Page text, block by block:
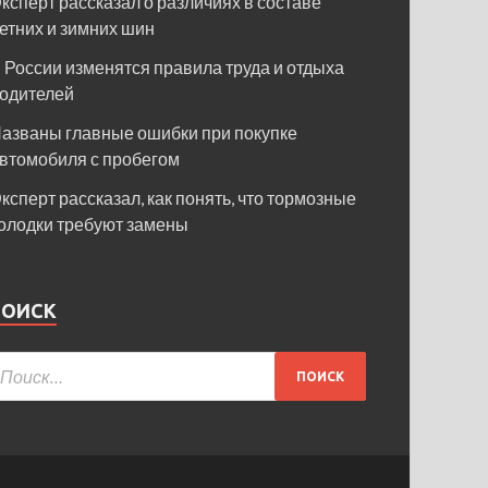
и зимних шин
России изменятся правила труда и отдыха
главные ошибки при покупке
с пробегом
рассказал, как понять, что тормозные
требуют замены